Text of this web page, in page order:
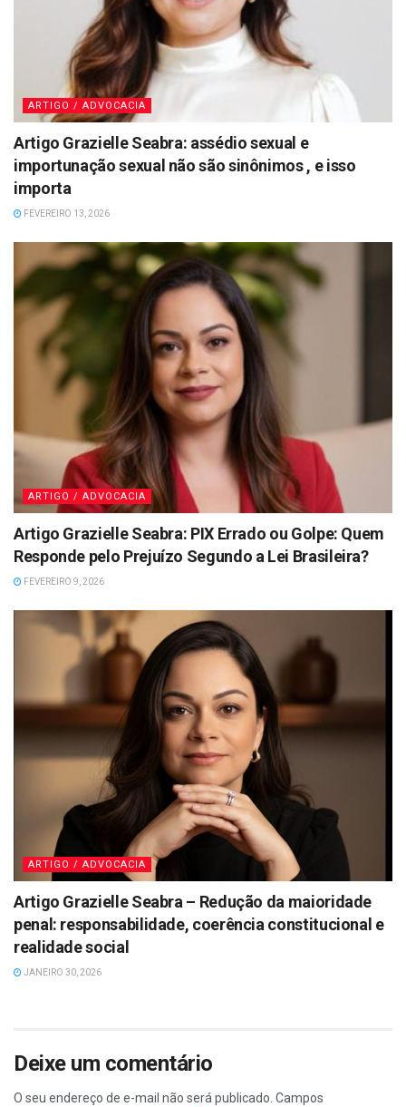
ARTIGO / ADVOCACIA
Artigo Grazielle Seabra: assédio sexual e
importunação sexual não são sinônimos , e isso
importa
FEVEREIRO 13, 2026
ARTIGO / ADVOCACIA
Artigo Grazielle Seabra: PIX Errado ou Golpe: Quem
Responde pelo Prejuízo Segundo a Lei Brasileira?
FEVEREIRO 9, 2026
ARTIGO / ADVOCACIA
Artigo Grazielle Seabra – Redução da maioridade
penal: responsabilidade, coerência constitucional e
realidade social
JANEIRO 30, 2026
Deixe um comentário
O seu endereço de e-mail não será publicado. Campos